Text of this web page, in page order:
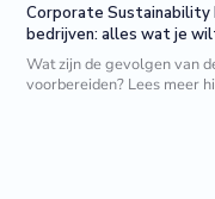
Corporate Sustainability
bedrijven: alles wat je
Wat zijn de gevolgen van
voorbereiden? Lees meer